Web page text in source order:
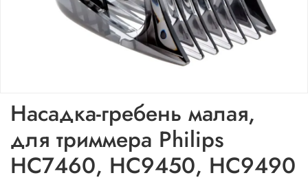
Насадка-гребень малая,
для триммера Philips
HC7460, HC9450, HC9490